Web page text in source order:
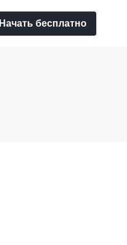
Начать бесплатно